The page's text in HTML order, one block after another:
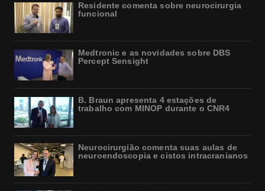
Residente comenta sobre neurocirurgia
funcional
Medtronic e as novidades sobre DBS
Percept Sensight
B. Braun apresenta 4 estações de
trabalho com MINOP durante o CNR4
Neurocirurgião comenta suas aulas de
neuroendoscopia e cistos intracranianos